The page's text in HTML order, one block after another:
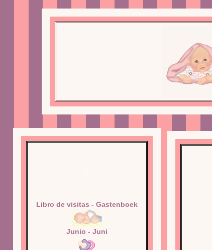
Libro de visitas - Gastenboek
Junio - Juni